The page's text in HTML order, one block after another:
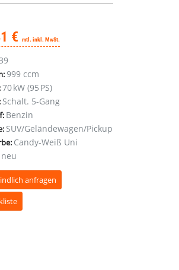
€ mtl. inkl. MwSt.
999 ccm
70 kW (95 PS)
Schalt. 5-Gang
Benzin
SUV/Geländewagen/Pickup
Candy-Weiß Uni
neu
anfragen